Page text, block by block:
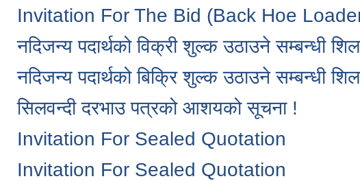
Invitation For The Bid (Back Hoe
नदिजन्य पदार्थको विक्री शुल्क उठाउने सम्बन्धी
नदिजन्य पदार्थको बिक्रि शुल्क उठाउने सम्बन्धी
सिलवन्दी दरभाउ पत्रको आशयको सूचना !
Invitation For Sealed Quotation
Invitation For Sealed Quotation